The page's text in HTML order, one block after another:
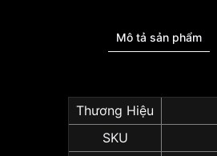
Mô tả sản phẩm
Thương Hiệu
SKU